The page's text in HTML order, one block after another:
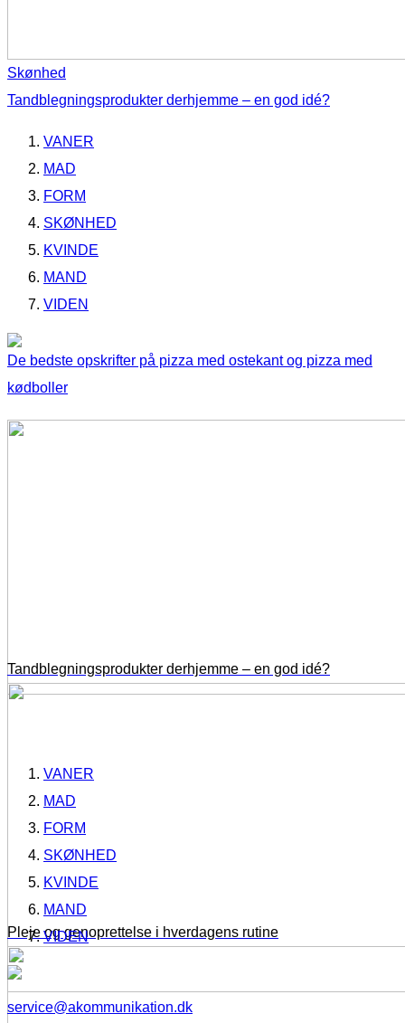
Skønhed
Tandblegningsprodukter derhjemme – en god idé?
VANER
MAD
FORM
SKØNHED
KVINDE
MAND
VIDEN
De bedste opskrifter på pizza med ostekant og pizza med
kødboller
Tandblegningsprodukter derhjemme – en god idé?
Pleje og genoprettelse i hverdagens rutine
VANER
MAD
FORM
SKØNHED
KVINDE
MAND
VIDEN
service@akommunikation.dk